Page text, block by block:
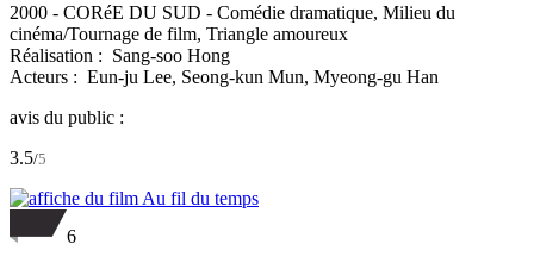
2000 - CORéE DU SUD - Comédie dramatique, Milieu du
cinéma/Tournage de film, Triangle amoureux
Réalisation : Sang-soo Hong
Acteurs : Eun-ju Lee, Seong-kun Mun, Myeong-gu Han
avis du public :
3.5/5
6